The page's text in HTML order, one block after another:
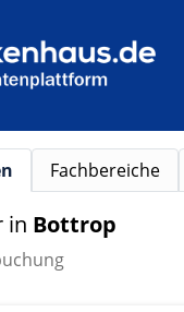
Fachbereiche
in Bottrop